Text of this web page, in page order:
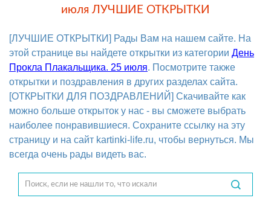
июля ЛУЧШИЕ ОТКРЫТКИ
[ЛУЧШИЕ ОТКРЫТКИ] Рады Вам на нашем сайте. На
этой странице вы найдете открытки из категории День
Прокла Плакальщика. 25 июля. Посмотрите также
открытки и поздравления в других разделах сайта.
[ОТКРЫТКИ ДЛЯ ПОЗДРАВЛЕНИЙ] Скачивайте как
можно больше открыток у нас - вы сможете выбрать
наиболее понравившиеся. Сохраните ссылку на эту
страницу и на сайт kartinki-life.ru, чтобы вернуться. Мы
всегда очень рады видеть вас.